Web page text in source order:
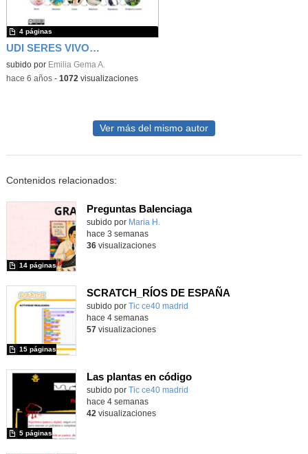
UDI SERES VIVOS Y SERES INERTES
subido por Emilia Gema A.
4 páginas
-hace 6 años- 1072 visualizaciones
Ver más del mismo autor
Contenidos relacionados:
Preguntas Balenciaga
Contenido educativo.
subido por Maria H.
14 páginas
hace 3 semanas
36visualizaciones
SCRATCH_RÍOS DE ESPAÑA
subido por Tic ce40 madrid
15 páginas
hace 4 semanas
57visualizaciones
Las plantas en código
subido por Tic ce40 madrid
5 páginas
hace 4 semanas
42 visualizaciones